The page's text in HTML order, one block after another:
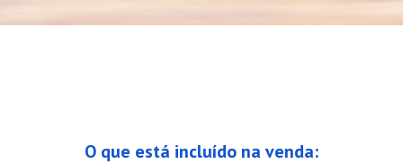
O que está incluído na venda: